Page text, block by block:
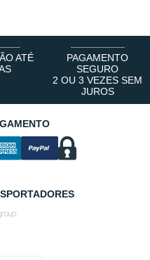
ATÉ
PAGAMENTO
SEGURO
2 OU 3 VEZES SEM
JUROS